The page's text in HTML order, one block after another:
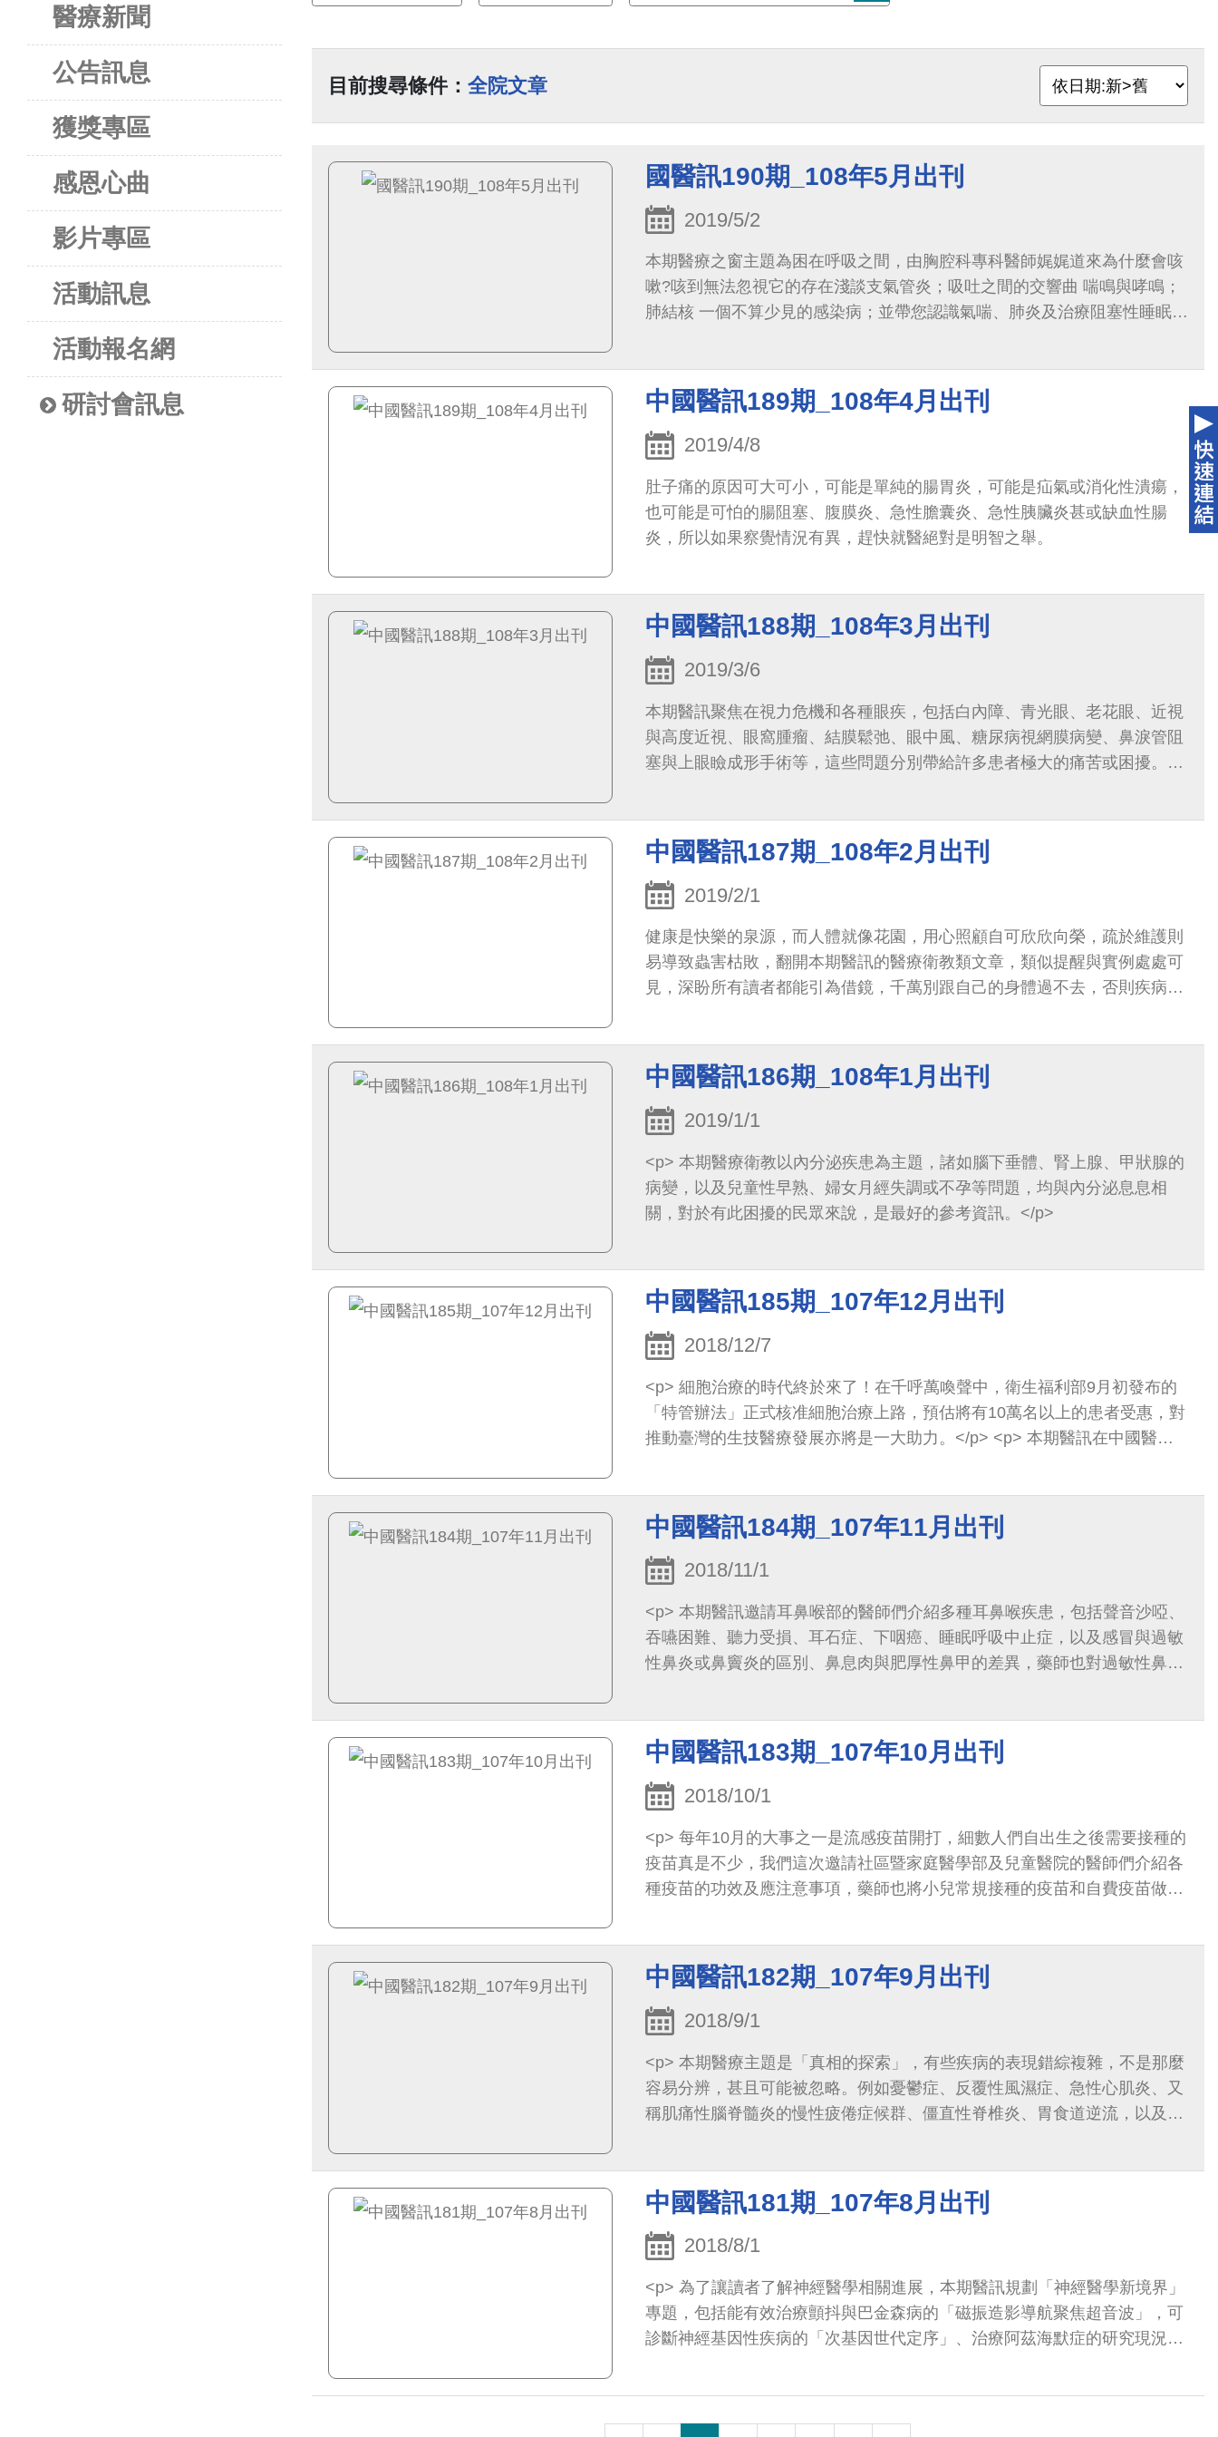
醫療新聞
公告訊息
獲獎專區
感恩心曲
影片專區
活動訊息
活動報名網
研討會訊息
目前搜尋條件： 全院文章
國醫訊190期_108年5月出刊
2019/5/2
本期醫療之窗主題為困在呼吸之間，由胸腔科專科醫師娓娓道來為什麼會咳
嗽?咳到無法忽視它的存在淺談支氣管炎；吸吐之間的交響曲 喘鳴與哮鳴；
肺結核 一個不算少見的感染病；並帶您認識氣喘、肺炎及治療阻塞性睡眠呼
中國醫訊189期_108年4月出刊
2019/4/8
肚子痛的原因可大可小，可能是單純的腸胃炎，可能是疝氣或消化性潰瘍，
也可能是可怕的腸阻塞、腹膜炎、急性膽囊炎、急性胰臟炎甚或缺血性腸
炎，所以如果察覺情況有異，趕快就醫絕對是明智之舉。
中國醫訊188期_108年3月出刊
2019/3/6
本期醫訊聚焦在視力危機和各種眼疾，包括白內障、青光眼、老花眼、近視
與高度近視、眼窩腫瘤、結膜鬆弛、眼中風、糖尿病視網膜病變、鼻淚管阻
塞與上眼瞼成形手術等，這些問題分別帶給許多患者極大的痛苦或困擾。如
中國醫訊187期_108年2月出刊
2019/2/1
健康是快樂的泉源，而人體就像花園，用心照顧自可欣欣向榮，疏於維護則
易導致蟲害枯敗，翻開本期醫訊的醫療衛教類文章，類似提醒與實例處處可
見，深盼所有讀者都能引為借鏡，千萬別跟自己的身體過不去，否則疾病形
中國醫訊186期_108年1月出刊
2019/1/1
<p> 本期醫療衛教以內分泌疾患為主題，諸如腦下垂體、腎上腺、甲狀腺的
病變，以及兒童性早熟、婦女月經失調或不孕等問題，均與內分泌息息相
關，對於有此困擾的民眾來說，是最好的參考資訊。</p>
中國醫訊185期_107年12月出刊
2018/12/7
<p> 細胞治療的時代終於來了！在千呼萬喚聲中，衛生福利部9月初發布的
「特管辦法」正式核准細胞治療上路，預估將有10萬名以上的患者受惠，對
推動臺灣的生技醫療發展亦將是一大助力。</p> <p> 本期醫訊在中國醫藥
讓讀者認識這些最尖端的醫療。</p>
中國醫訊184期_107年11月出刊
2018/11/1
<p> 本期醫訊邀請耳鼻喉部的醫師們介紹多種耳鼻喉疾患，包括聲音沙啞、
吞嚥困難、聽力受損、耳石症、下咽癌、睡眠呼吸中止症，以及感冒與過敏
性鼻炎或鼻竇炎的區別、鼻息肉與肥厚性鼻甲的差異，藥師也對過敏性鼻炎
中國醫訊183期_107年10月出刊
2018/10/1
<p> 每年10月的大事之一是流感疫苗開打，細數人們自出生之後需要接種的
疫苗真是不少，我們這次邀請社區暨家庭醫學部及兒童醫院的醫師們介紹各
種疫苗的功效及應注意事項，藥師也將小兒常規接種的疫苗和自費疫苗做了
中國醫訊182期_107年9月出刊
2018/9/1
<p> 本期醫療主題是「真相的探索」，有些疾病的表現錯綜複雜，不是那麼
容易分辨，甚且可能被忽略。例如憂鬱症、反覆性風濕症、急性心肌炎、又
稱肌痛性腦脊髓炎的慢性疲倦症候群、僵直性脊椎炎、胃食道逆流，以及指
中國醫訊181期_107年8月出刊
2018/8/1
<p> 為了讓讀者了解神經醫學相關進展，本期醫訊規劃「神經醫學新境界」
專題，包括能有效治療顫抖與巴金森病的「磁振造影導航聚焦超音波」，可
診斷神經基因性疾病的「次基因世代定序」、治療阿茲海默症的研究現況、